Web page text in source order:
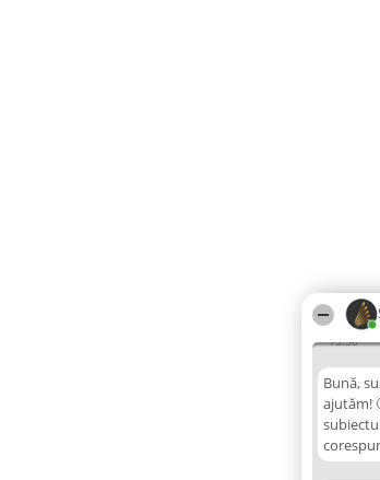
15:30
Bună,
ajutăm!